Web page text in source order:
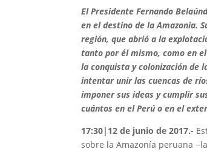
El Presidente Fernando
en el destino de la Amazonia.
región, que abrió a la
tanto por él mismo, como en
la conquista y colonización de
intentar unir las cuencas de
imponer sus ideas y cumplir
cuántos en el Perú o en el
17:30|12 de junio de 2017.-
sobre la Amazonía peruana